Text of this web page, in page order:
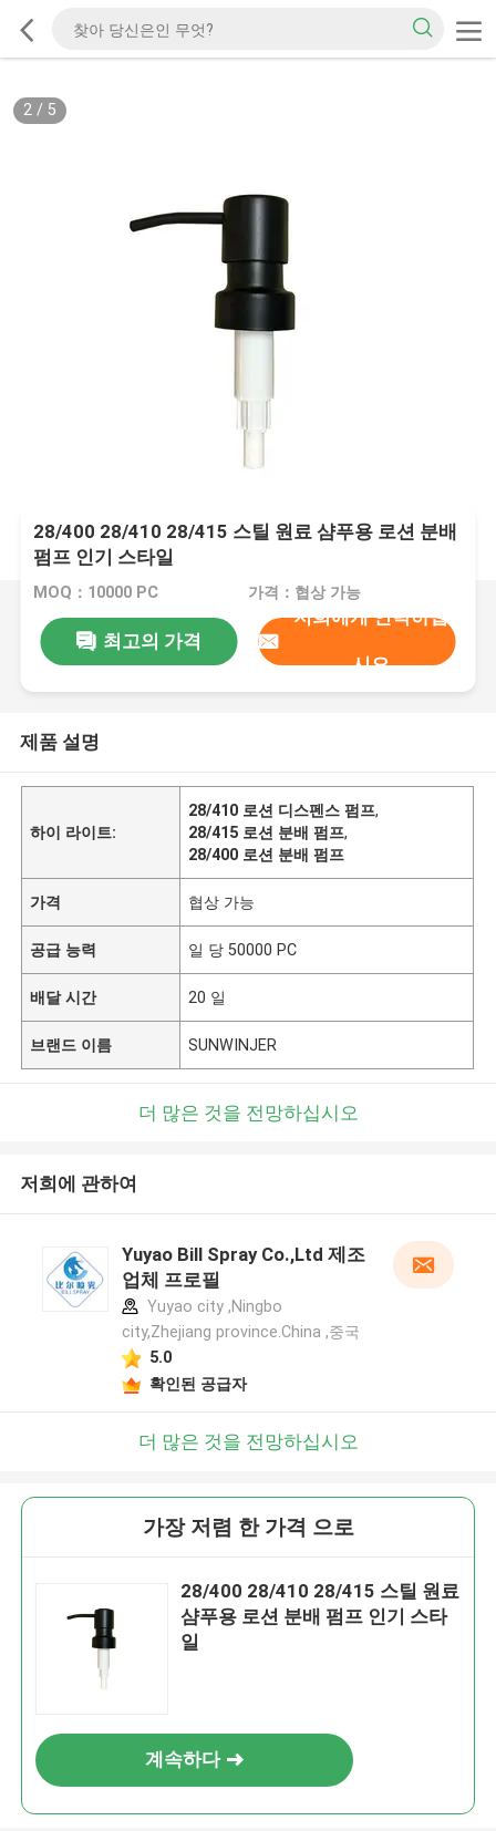
2/ 5
28/400 28/410 28/415 스틸 원료 샴푸용 로션 분배
펌프 인기 스타일
MOQ：10000 PC 가격：협상 가능
최고의 가격
저희에게 연락하십
시오
제품 설명
하이 라이트:
28/410 로션 디스펜스 펌프,
28/415 로션 분배 펌프,
28/400 로션 분배 펌프
가격 협상 가능
공급 능력 일 당 50000 PC
배달 시간 20 일
브랜드 이름 SUNWINJER
더 많은 것을 전망하십시오
저희에 관하여
Yuyao Bill Spray Co.,Ltd 제조
업체 프로필
Yuyao city ,Ningbo
city,Zhejiang province.China ,중국
5.0
확인된 공급자
더 많은 것을 전망하십시오
가장 저렴 한 가격 으로
28/400 28/410 28/415 스틸 원료
샴푸용 로션 분배 펌프 인기 스타
일
계속하다